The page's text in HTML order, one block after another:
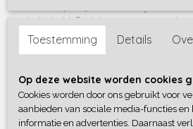
tere babyhuid. De luiers nemen goed
sneldrogend. Te gebruiken als wasbare
spuugdoek, of als onderlegger bij het
Kenmerken:
100% katoen, dus zeer goed
Maat 70x70 cm
Toestemming Details
Op deze website worden cookies
Cookies worden door ons gebruikt voor
aanbieden van sociale media-functies en
informatie en advertenties. Daarnaast